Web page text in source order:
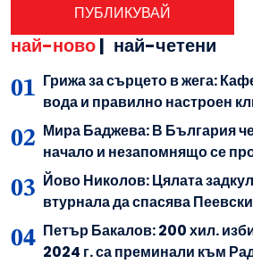
най-ново| най-четени
Грижа за сърцето в жега:
вода и правилно настроен
Мира Баджева: В България
начало и незапомнящо се
Йово Николов: Цялата
втурнала да спасява Пеевски
Петър Бакалов: 200 хил.
2024 г. са преминали към